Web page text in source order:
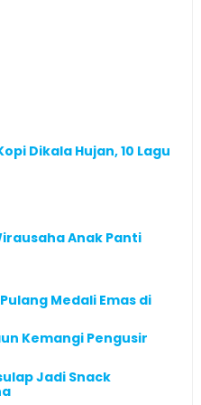
Dikala Hujan, 10 Lagu
Anak Panti
Medali Emas di
Kemangi Pengusir
Jadi Snack